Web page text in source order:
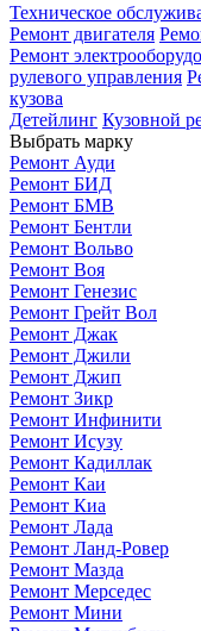
Техническое
Ремонт двигателя
Ремонт
рулевого управления
кузова
Детейлинг Кузовной
Выбрать марку
Ремонт Ауди
Ремонт БИД
Ремонт БМВ
Ремонт Бентли
Ремонт Вольво
Ремонт Воя
Ремонт Генезис
Ремонт Грейт Вол
Ремонт Джак
Ремонт Джили
Ремонт Джип
Ремонт Зикр
Ремонт Инфинити
Ремонт Исузу
Ремонт Кадиллак
Ремонт Каи
Ремонт Киа
Ремонт Лада
Ремонт Ланд-Ровер
Ремонт Мазда
Ремонт Мерседес
Ремонт Мини